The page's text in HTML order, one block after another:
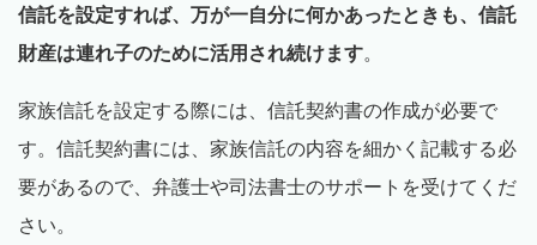
信託を設定すれば、万が一自分に何かあったときも、信託
財産は連れ子のために活用され続けます。
家族信託を設定する際には、信託契約書の作成が必要で
す。信託契約書には、家族信託の内容を細かく記載する必
要があるので、弁護士や司法書士のサポートを受けてくだ
さい。